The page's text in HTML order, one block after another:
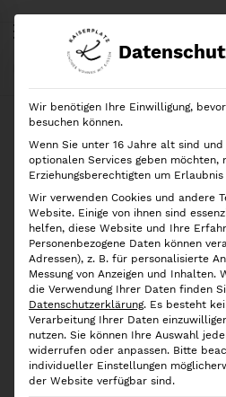
Shop Marken
Frischhaltedeckel aus Glas, Ø 24 cm
Ausverkauft!
Wir benötigen Ihre Einwilligung,
besuchen können.
Wenn Sie unter 16 Jahre alt sind
optionalen Services geben möchten,
Erziehungsberechtigten um
Wir verwenden Cookies und andere
Website. Einige von ihnen sind
helfen, diese Website und Ihre
Personenbezogene Daten können
Adressen), z. B. für personalisierte
Messung von Anzeigen und Inhalten.
die Verwendung Ihrer Daten finden
Datenschutzerklärung. Es besteht
Verarbeitung Ihrer Daten
nutzen. Sie können Ihre Auswahl
widerrufen oder anpassen. Bitte
individueller Einstellungen
der Website verfügbar sind.